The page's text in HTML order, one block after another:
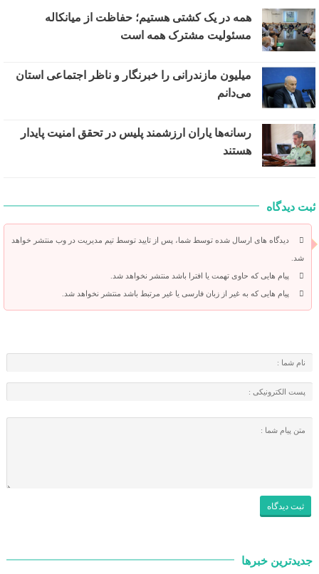
همه در یک کشتی هستیم؛ حفاظت از میانکاله
مسئولیت مشترک همه است
میلیون مازندرانی را خبرنگار و ناظر اجتماعی استان
می‌دانم
رسانه‌ها یاران ارزشمند پلیس در تحقق امنیت پایدار
هستند
ثبت دیدگاه
دیدگاه های ارسال شده توسط شما، پس از تایید توسط تیم مدیریت در وب منتشر خواهد
شد.
پیام هایی که حاوی تهمت یا افترا باشد منتشر نخواهد شد.
پیام هایی که به غیر از زبان فارسی یا غیر مرتبط باشد منتشر نخواهد شد.
جدیدترین خبرها